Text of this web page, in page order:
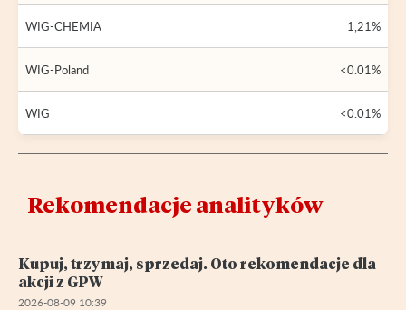
WIG-CHEMIA 1,21%
WIG-Poland <0.01%
WIG <0.01%
Rekomendacje analityków
Kupuj, trzymaj, sprzedaj. Oto rekomendacje dla
akcji z GPW
2026-08-09 10:39